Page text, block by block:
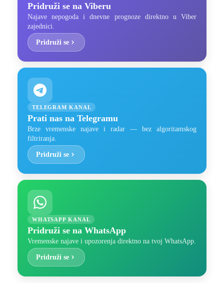
Pridruži se na Viberu
Najave nepogoda i dnevne prognoze direktno u Viber
zajednici.
Pridruži se
TELEGRAM KANAL
Prati nas na Telegramu
Brze vremenske najave i radar — bez algoritamskog
filtriranja.
Pridruži se
WHATSAPP KANAL
Pridruži se na WhatsApp
Vremenske najave i upozorenja direktno na tvoj WhatsApp.
Pridruži se